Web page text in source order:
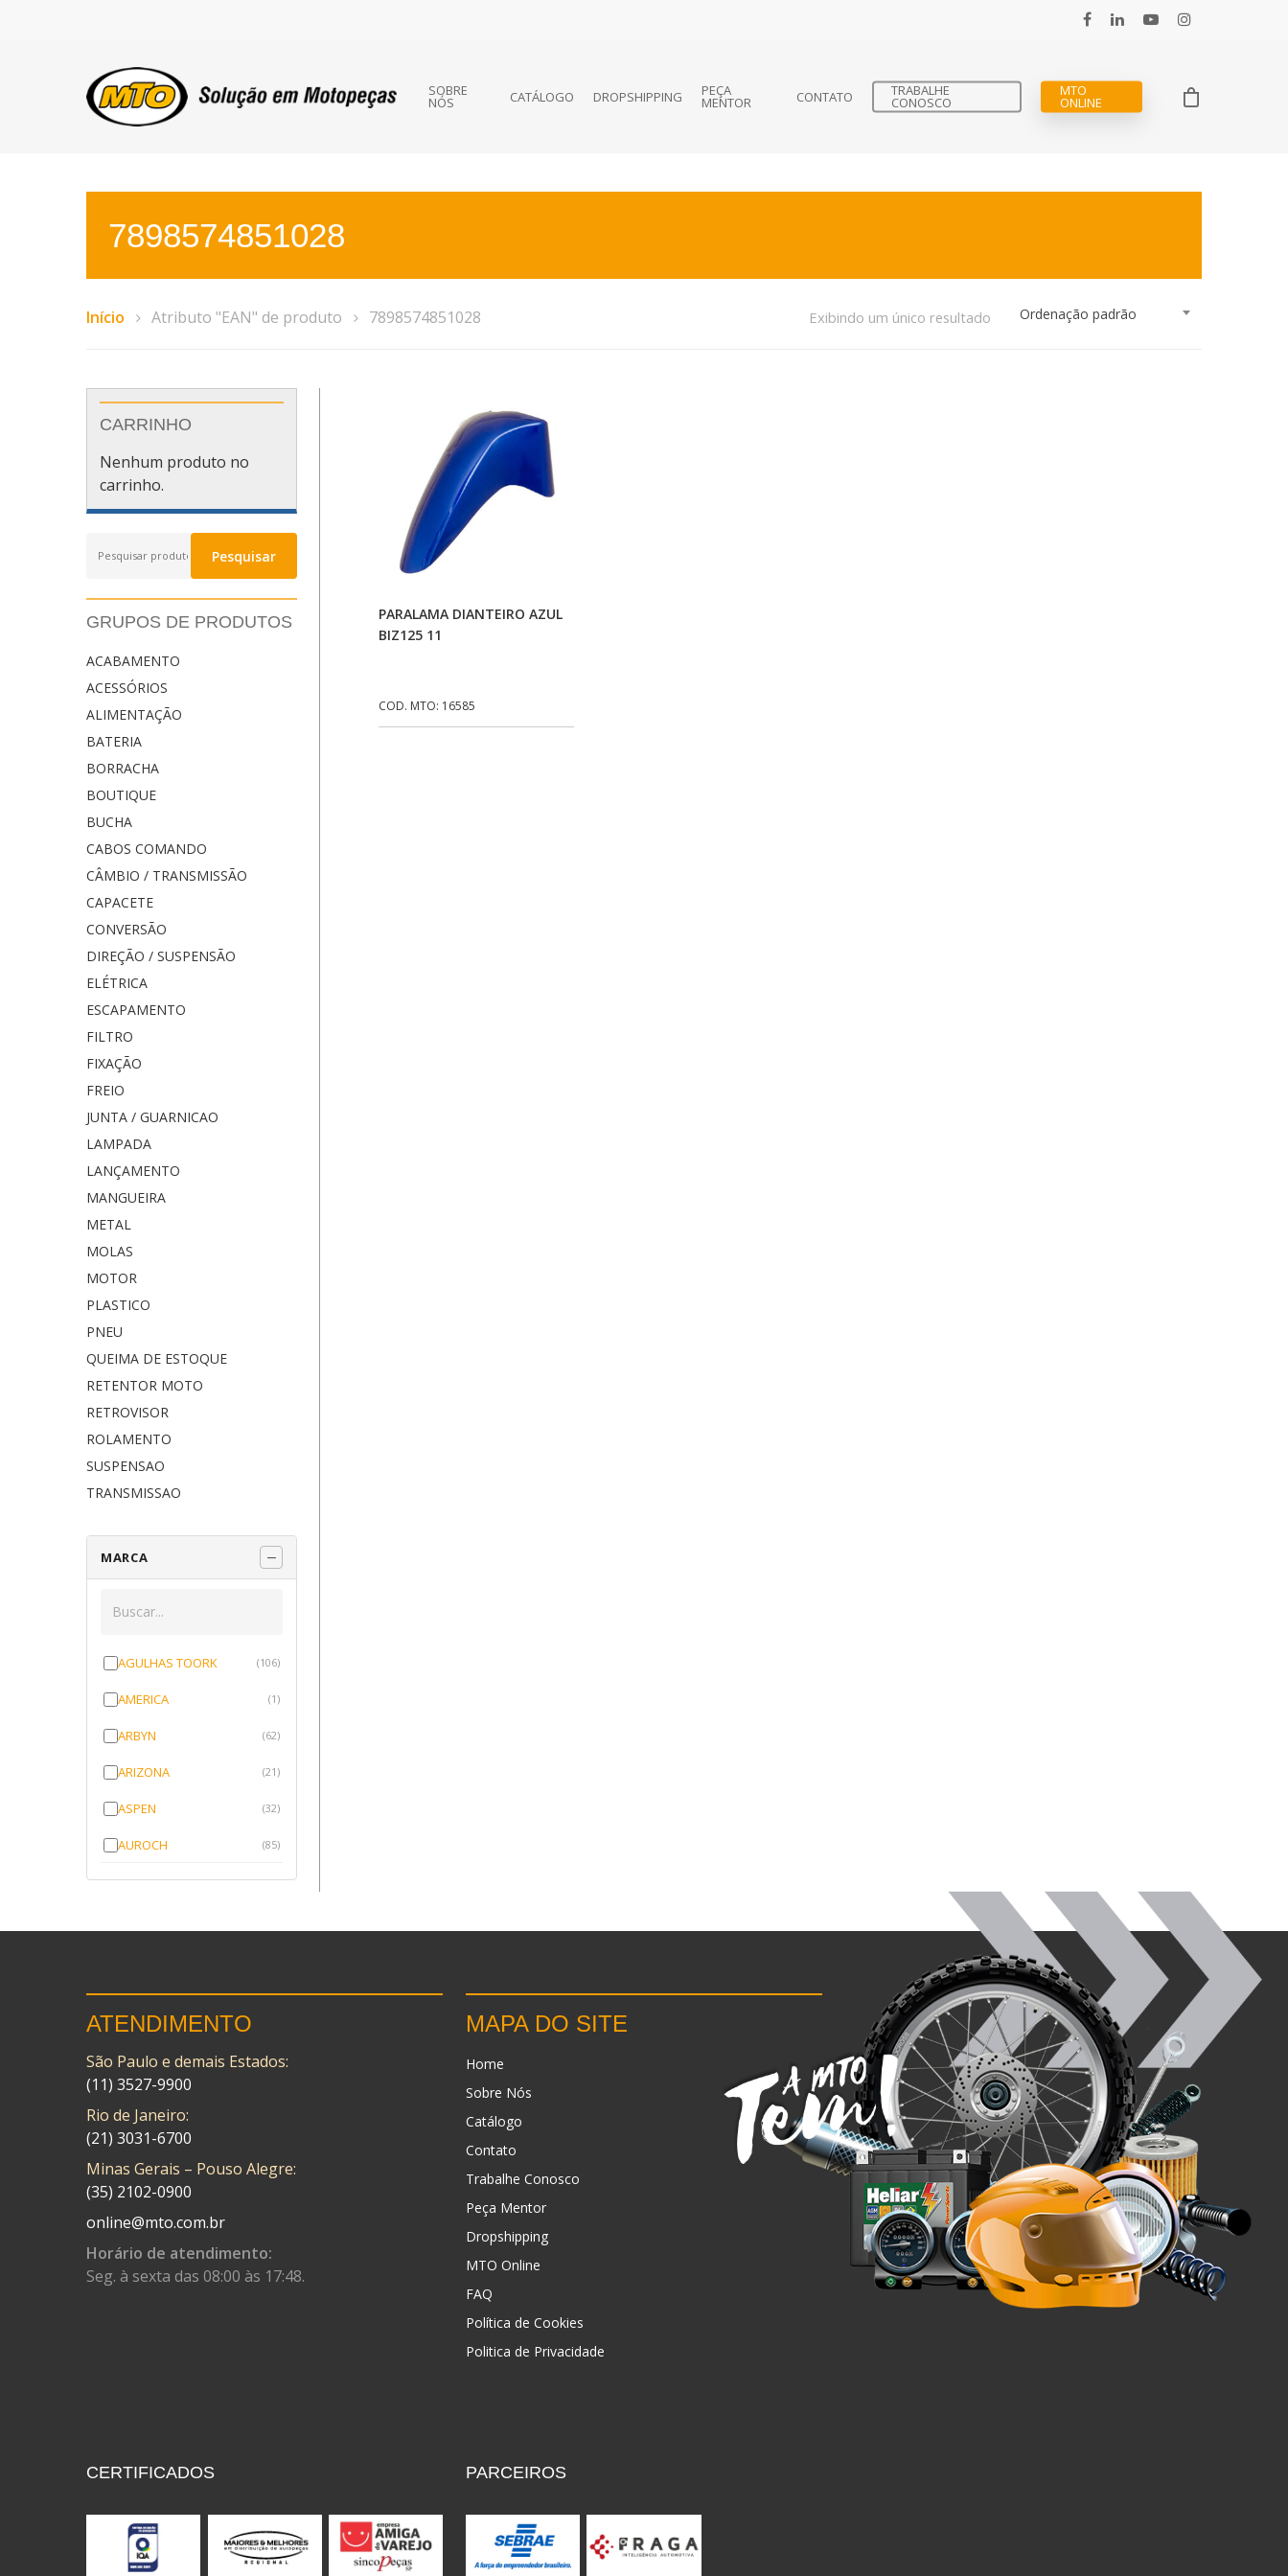
SOBRE
NÓS CATÁLOGO DROPSHIPPING PEÇA
MENTOR CONTATO TRABALHE
CONOSCO
MTO
ONLINE
7898574851028
Ordenação padrão
Exibindo um único resultado
Início Atributo "EAN" de produto 7898574851028
CARRINHO
Nenhum produto no
carrinho.
por:
Pesquisar
GRUPOS DE PRODUTOS
ACABAMENTO
ACESSÓRIOS
ALIMENTAÇÃO
BATERIA
BORRACHA
BOUTIQUE
BUCHA
CABOS COMANDO
CÂMBIO / TRANSMISSÃO
CAPACETE
CONVERSÃO
DIREÇÃO / SUSPENSÃO
ELÉTRICA
ESCAPAMENTO
FILTRO
FIXAÇÃO
FREIO
JUNTA / GUARNICAO
LAMPADA
LANÇAMENTO
MANGUEIRA
METAL
MOLAS
MOTOR
PLASTICO
PNEU
QUEIMA DE ESTOQUE
RETENTOR MOTO
RETROVISOR
ROLAMENTO
SUSPENSAO
TRANSMISSAO
MARCA
AGULHAS TOORK (106)
AMERICA (1)
ARBYN (62)
ARIZONA (21)
ASPEN (32)
AUROCH (85)
AURORENSE (143)
CAWU (10)
CISER
CMP (10)
COMETA
CONTROL FLEX (92)
CPL IMPORT
DANIDREA (160)
DIVERSOS
DOMINATOR (64)
Adicionar Ao Carrinho
PARALAMA DIANTEIRO AZUL
BIZ125 11
COD. MTO: 16585
ATENDIMENTO
São Paulo e demais Estados:
(11) 3527-9900
Rio de Janeiro:
(21) 3031-6700
Minas Gerais – Pouso Alegre:
(35) 2102-0900
online@mto.com.br
Horário de atendimento:
Seg. à sexta das 08:00 às 17:48.
MAPA DO SITE
Home
Sobre Nós
Catálogo
Contato
Trabalhe Conosco
Peça Mentor
Dropshipping
MTO Online
FAQ
Política de Cookies
Politica de Privacidade
CERTIFICADOS PARCEIROS